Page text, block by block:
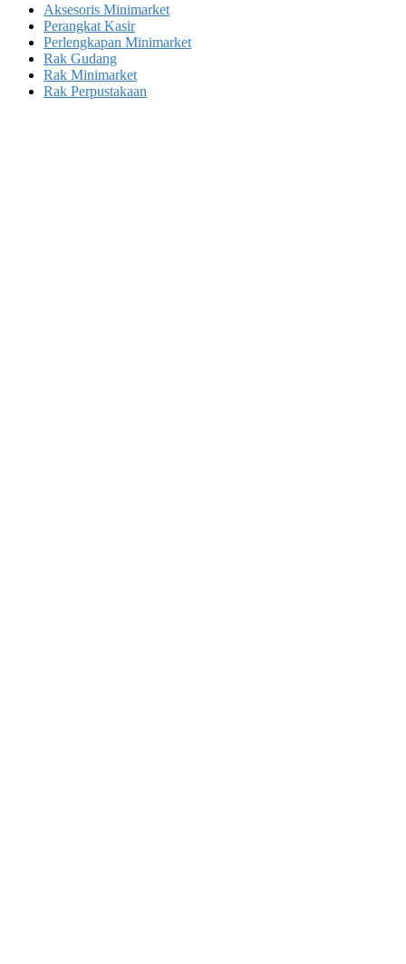
Aksesoris Minimarket
Perangkat Kasir
Perlengkapan Minimarket
Rak Gudang
Rak Minimarket
Rak Perpustakaan